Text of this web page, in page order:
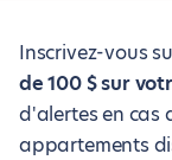
Inscrivez-vous
de 100 $ sur
d'alertes en cas
appartements